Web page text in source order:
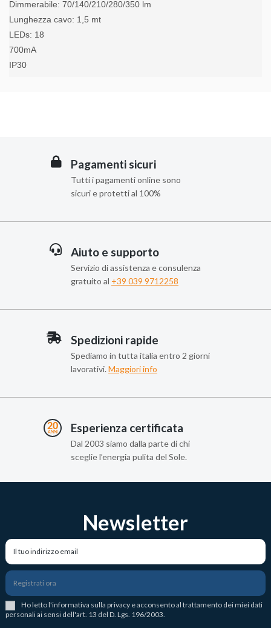
Dimmerabile: 70/140/210/280/350 lm
Lunghezza cavo: 1,5 mt
LEDs: 18
700mA
IP30
Pagamenti sicuri
Tutti i pagamenti online sono
sicuri e protetti al 100%
Aiuto e supporto
Servizio di assistenza e consulenza
gratuito al +39 039 9712258
Spedizioni rapide
Spediamo in tutta italia entro 2 giorni
lavorativi. Maggiori info
Esperienza certificata
Dal 2003 siamo dalla parte di chi
sceglie l’energia pulita del Sole.
Newsletter
Registrati ora
Ho letto l'informativa sulla privacy e acconsento al trattamento dei miei dati
personali ai sensi dell'art. 13 del D. Lgs. 196/2003.